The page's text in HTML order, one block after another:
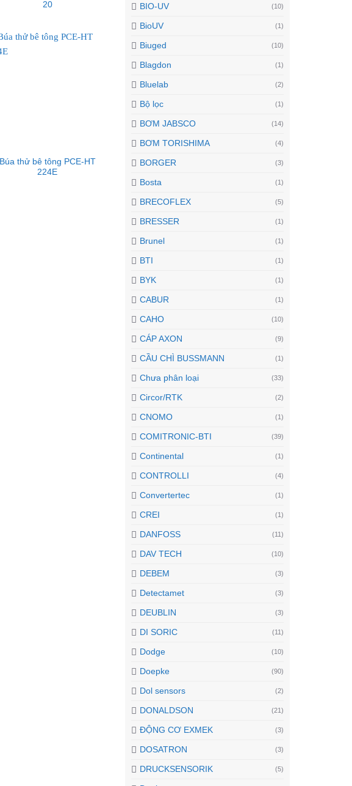
BIO-UV (10)
BioUV (1)
Biuged (10)
Blagdon (1)
Bluelab (2)
Bộ lọc (1)
BƠM JABSCO (14)
BƠM TORISHIMA (4)
BORGER (3)
Bosta (1)
BRECOFLEX (5)
BRESSER (1)
Brunel (1)
BTI (1)
BYK (1)
CABUR (1)
CAHO (10)
CÁP AXON (9)
CẦU CHÌ BUSSMANN (1)
Chưa phân loại (33)
Circor/RTK (2)
CNOMO (1)
COMITRONIC-BTI (39)
Continental (1)
CONTROLLI (4)
Convertertec (1)
CREI (1)
DANFOSS (11)
DAV TECH (10)
DEBEM (3)
Detectamet (3)
DEUBLIN (3)
DI SORIC (11)
Dodge (10)
Doepke (90)
Dol sensors (2)
DONALDSON (21)
ĐỘNG CƠ EXMEK (3)
DOSATRON (3)
DRUCKSENSORIK (5)
20
Búa thử bê tông PCE-HT
224E